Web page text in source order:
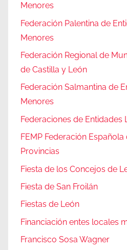
Menores
Federación Palentina de
Menores
Federación Regional de
de Castilla y León
Federación Salmantina de
Menores
Federaciones de Entidades
FEMP Federación
Provincias
Fiesta de los Concejos de
Fiesta de San Froilán
Fiestas de León
Financiación entes locales
Francisco Sosa Wagner